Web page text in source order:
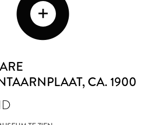
, CA. 1900